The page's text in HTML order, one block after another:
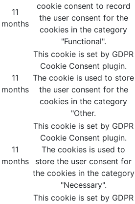
11
months
cookie consent to record
the user consent for the
cookies in the category
"Functional".
11
months
This cookie is set by GDPR
Cookie Consent plugin.
The cookie is used to store
the user consent for the
cookies in the category
"Other.
11
months
This cookie is set by GDPR
Cookie Consent plugin.
The cookies is used to
store the user consent for
the cookies in the category
"Necessary".
This cookie is set by GDPR